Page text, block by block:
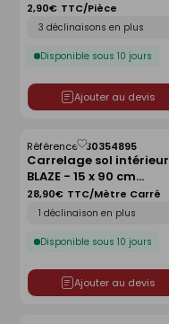
Disponible sous 10 jours
2,90€ TTC/Pièce
Ajouter au devis
Carrelage sol intérieur
BLAZE - 15 x 90 cm
ép.8,5mm - roble
Référence :30354895
Disponible sous 10 jours
28,90€ TTC/Mètre Carré
Ajouter au devis
Enregistrer
comme
liste